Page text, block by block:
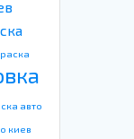
авто
киев